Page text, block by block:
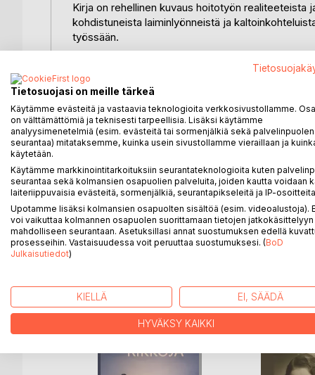
Kirja on rehellinen kuvaus hoitotyön
kohdistuneista laiminlyönneistä ja
työssään.
Linnea Raatiniemi syntyi aviottomana lapsena
on hänen koko elämäänsä varjostanut
Raskaista aiheistaan huolimatta kirja on
ja antamaan anteeksi. Kirjoittaja toivoo, että
"Sielun ikuinen vapaus on löydettävissä
rajattomuuteen."
- Rabindranath Tagore
LISÄÄ KIRJOJA Bo
Tietosuojasi on meille tärkeä
Käytämme evästeitä ja vastaavia teknologioita verkkosivustollamme.
on välttämättömiä ja teknisesti tarpeellisia. Lisäksi käytämme
analyysimenetelmiä (esim. evästeitä tai sormenjälkiä sekä palvelinpuolen
seurantaa) mitataksemme, kuinka usein sivustollamme vieraillaan ja
käytetään.
Käytämme markkinointitarkoituksiin seurantateknologioita kuten
seurantaa sekä kolmansien osapuolien palveluita, joiden kautta voidaan
laiteriippuvaisia evästeitä, sormenjälkiä, seurantapikseleitä ja IP-
Upotamme lisäksi kolmansien osapuolten sisältöä (esim. videoalustoja).
voi vaikuttaa kolmannen osapuolen suorittamaan tietojen jatkokäsittelyyn
mahdolliseen seurantaan. Asetuksillasi annat suostumuksen edellä
prosesseihin. Vastaisuudessa voit peruuttaa suostumuksesi. (BoD
Julkaisutiedot)
KIELLÄ EI, SÄÄDÄ
HYVÄKSY KAIKKI